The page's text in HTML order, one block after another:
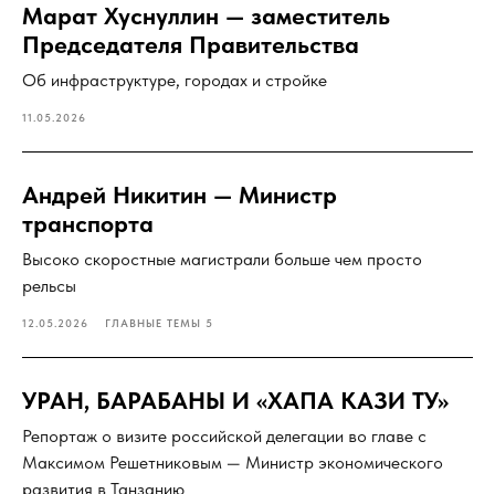
Марат Хуснуллин — заместитель
Председателя Правительства
Об инфраструктуре, городах и стройке
11.05.2026
Андрей Никитин — Министр
транспорта
Высоко скоростные магистрали больше чем просто
рельсы
12.05.2026 ГЛАВНЫЕ ТЕМЫ 5
УРАН, БАРАБАНЫ И «ХАПА КАЗИ ТУ»
Репортаж о визите российской делегации во главе с
Максимом Решетниковым — Министр экономического
развития в Танзанию